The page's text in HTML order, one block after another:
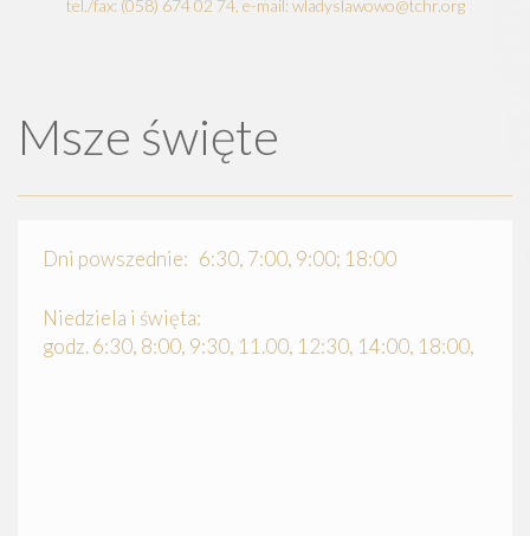
tel./fax: (058) 674 02 74, e-mail: wladyslawowo@tchr.org
Msze święte
Dni powszednie: 6:30, 7:00, 9:00; 18:00
Niedziela i święta:
godz. 6:30, 8:00, 9:30, 11.00, 12:30, 14:00, 18:00,